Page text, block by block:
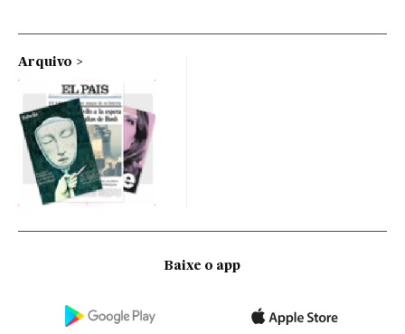
Arquivo
Baixe o app